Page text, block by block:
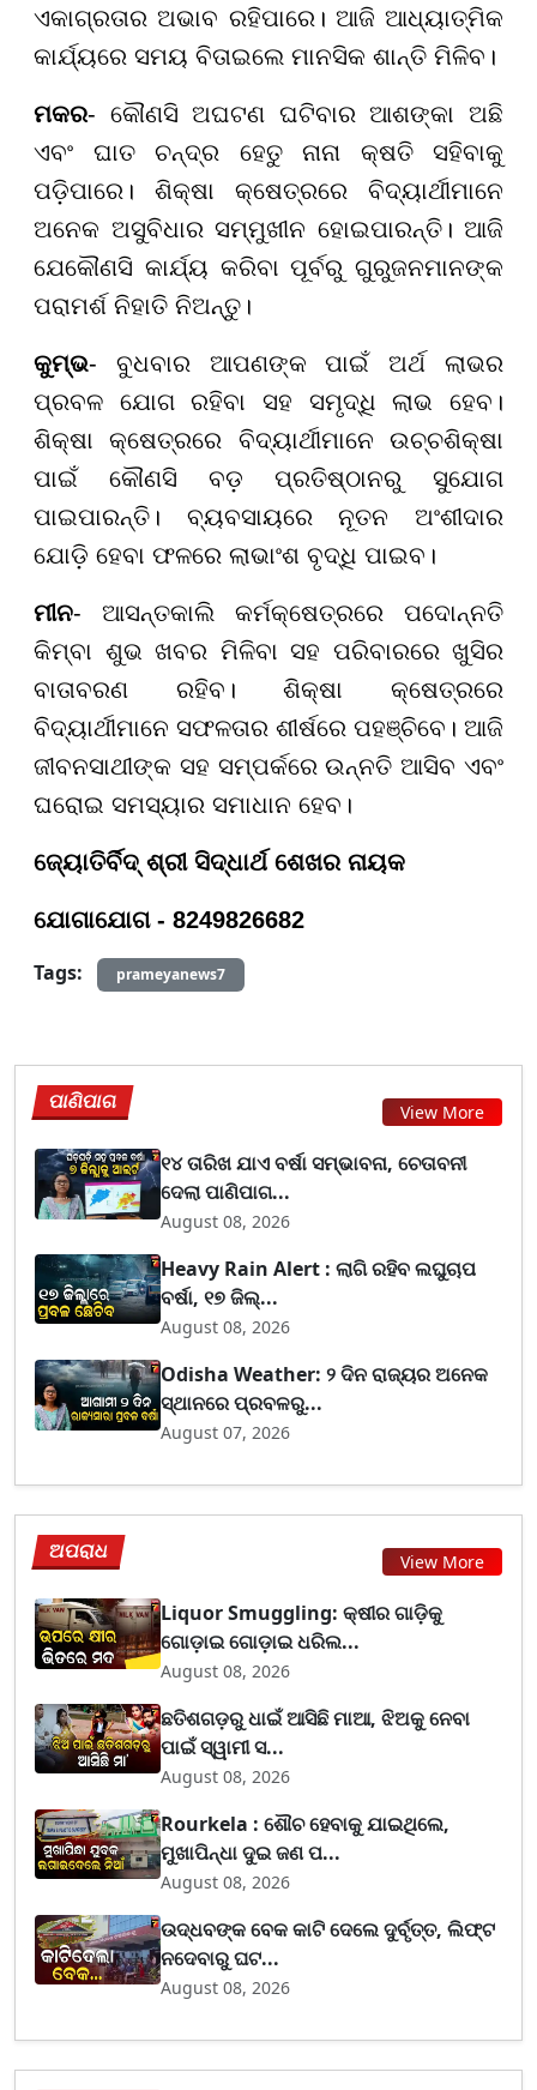
ଏକାଗ୍ରତାର ଅଭାବ ରହିପାରେ। ଆଜି ଆଧ୍ୟାତ୍ମିକ
କାର୍ଯ୍ୟରେ ସମୟ ବିତାଇଲେ ମାନସିକ ଶାନ୍ତି ମିଳିବ।
ମକର- କୌଣସି ଅଘଟଣ ଘଟିବାର ଆଶଙ୍କା ଅଛି
ଏବଂ ଘାତ ଚନ୍ଦ୍ର ହେତୁ ନାନା କ୍ଷତି ସହିବାକୁ
ପଡ଼ିପାରେ। ଶିକ୍ଷା କ୍ଷେତ୍ରରେ ବିଦ୍ୟାର୍ଥୀମାନେ
ଅନେକ ଅସୁବିଧାର ସମ୍ମୁଖୀନ ହୋଇପାରନ୍ତି। ଆଜି
ଯେକୌଣସି କାର୍ଯ୍ୟ କରିବା ପୂର୍ବରୁ ଗୁରୁଜନମାନଙ୍କ
ପରାମର୍ଶ ନିହାତି ନିଅନ୍ତୁ।
କୁମ୍ଭ- ବୁଧବାର ଆପଣଙ୍କ ପାଇଁ ଅର୍ଥ ଲାଭର
ପ୍ରବଳ ଯୋଗ ରହିବା ସହ ସମୃଦ୍ଧି ଲାଭ ହେବ।
ଶିକ୍ଷା କ୍ଷେତ୍ରରେ ବିଦ୍ୟାର୍ଥୀମାନେ ଉଚ୍ଚଶିକ୍ଷା
ପାଇଁ କୌଣସି ବଡ଼ ପ୍ରତିଷ୍ଠାନରୁ ସୁଯୋଗ
ପାଇପାରନ୍ତି। ବ୍ୟବସାୟରେ ନୂତନ ଅଂଶୀଦାର
ଯୋଡ଼ି ହେବା ଫଳରେ ଲାଭାଂଶ ବୃଦ୍ଧି ପାଇବ।
ମୀନ- ଆସନ୍ତକାଲି କର୍ମକ୍ଷେତ୍ରରେ ପଦୋନ୍ନତି
କିମ୍ବା ଶୁଭ ଖବର ମିଳିବା ସହ ପରିବାରରେ ଖୁସିର
ବାତାବରଣ ରହିବ। ଶିକ୍ଷା କ୍ଷେତ୍ରରେ
ବିଦ୍ୟାର୍ଥୀମାନେ ସଫଳତାର ଶୀର୍ଷରେ ପହଞ୍ଚିବେ। ଆଜି
ଜୀବନସାଥୀଙ୍କ ସହ ସମ୍ପର୍କରେ ଉନ୍ନତି ଆସିବ ଏବଂ
ଘରୋଇ ସମସ୍ୟାର ସମାଧାନ ହେବ।
ଜ୍ୟୋତିର୍ବିଦ୍ ଶ୍ରୀ ସିଦ୍ଧାର୍ଥ ଶେଖର ନାୟକ
ଯୋଗାଯୋଗ - 8249826682
Tags:
prameyanews7
ପାଣିପାଗ View More
୧୪ ତାରିଖ ଯାଏ ବର୍ଷା ସମ୍ଭାବନା, ଚେତାବନୀ
ଦେଲା ପାଣିପାଗ...
August 08, 2026
Heavy Rain Alert : ଲାଗି ରହିବ ଲଘୁଚାପ
ବର୍ଷା, ୧୭ ଜିଲ୍...
August 08, 2026
Odisha Weather: ୨ ଦିନ ରାଜ୍ୟର ଅନେକ
ସ୍ଥାନରେ ପ୍ରବଳରୁ...
August 07, 2026
ଅପରାଧ View More
Liquor Smuggling: କ୍ଷୀର ଗାଡ଼ିକୁ
ଗୋଡ଼ାଇ ଗୋଡ଼ାଇ ଧରିଲ...
August 08, 2026
ଛତିଶଗଡ଼ରୁ ଧାଇଁ ଆସିଛି ମାଆ, ଝିଅକୁ ନେବା
ପାଇଁ ସ୍ୱାମୀ ସ...
August 08, 2026
Rourkela : ଶୌଚ ହେବାକୁ ଯାଇଥିଲେ,
ମୁଖାପିନ୍ଧା ଦୁଇ ଜଣ ପ...
August 08, 2026
ଉଦ୍ଧବଙ୍କ ବେକ କାଟି ଦେଲେ ଦୁର୍ବୃତ୍ତ, ଲିଫ୍ଟ
ନଦେବାରୁ ଘଟ...
August 08, 2026